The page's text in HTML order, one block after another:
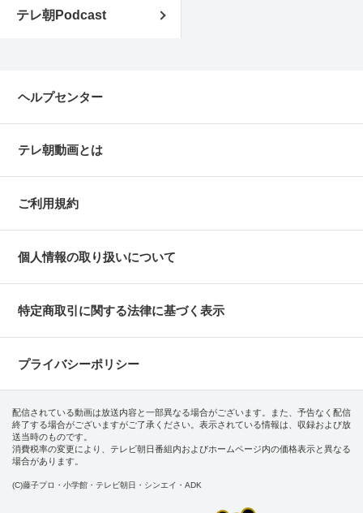
テレ朝Podcast
ヘルプセンター
テレ朝動画とは
ご利用規約
個人情報の取り扱いについて
特定商取引に関する法律に基づく表示
プライバシーポリシー
配信されている動画は放送内容と一部異なる場合がございます。また、予告なく配信
終了する場合がございますがご了承ください。表示されている情報は、収録および放
送当時のものです。
消費税率の変更により、テレビ朝日番組内およびホームページ内の価格表示と異なる
場合があります。
(C)藤子プロ・小学館・テレビ朝日・シンエイ・ADK